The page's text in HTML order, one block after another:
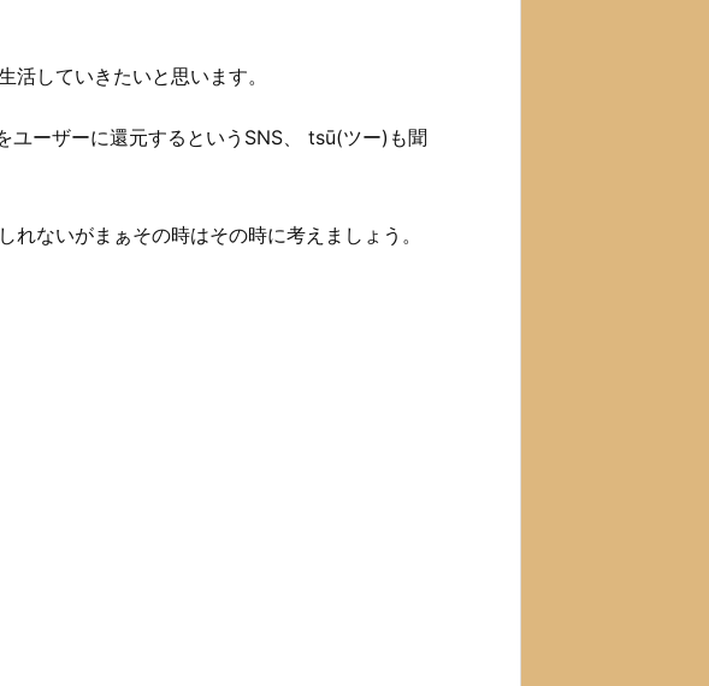
していきたいと思います。
ーザーに還元するというSNS、 tsū(ツー)も聞
ないがまぁその時はその時に考えましょう。